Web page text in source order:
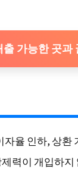
가능한 곳과
율 인하, 상환
력이 개입하